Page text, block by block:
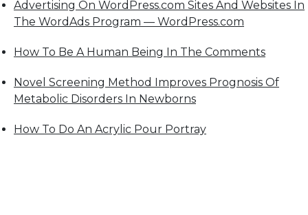
Advertising On WordPress.com Sites And Websites In
The WordAds Program — WordPress.com
How To Be A Human Being In The Comments
Novel Screening Method Improves Prognosis Of
Metabolic Disorders In Newborns
How To Do An Acrylic Pour Portray